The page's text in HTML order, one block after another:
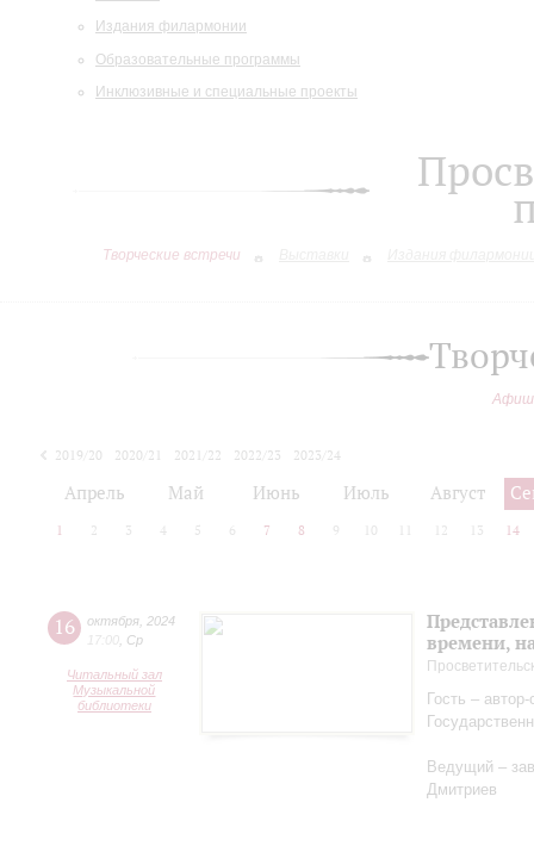
Издания филармонии
Образовательные программы
Инклюзивные и специальные проекты
Творческие встречи
2019/20 2020/21 2021/22 2022/23
2023/24
Апрель Май Июнь Июль Август
1 2 3 4 5 6 7 8 9 10 12 13 14
16 октября 2024
17:00 Ср
Читальный зал
Музыкальной
библиотеки
времени,
Гость –
Ведущий –
Дмитриев